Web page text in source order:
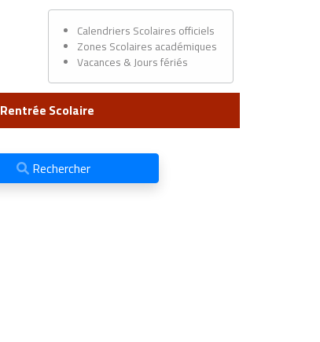
Calendriers Scolaires officiels
Zones Scolaires académiques
Vacances & Jours fériés
Rentrée Scolaire
Rechercher